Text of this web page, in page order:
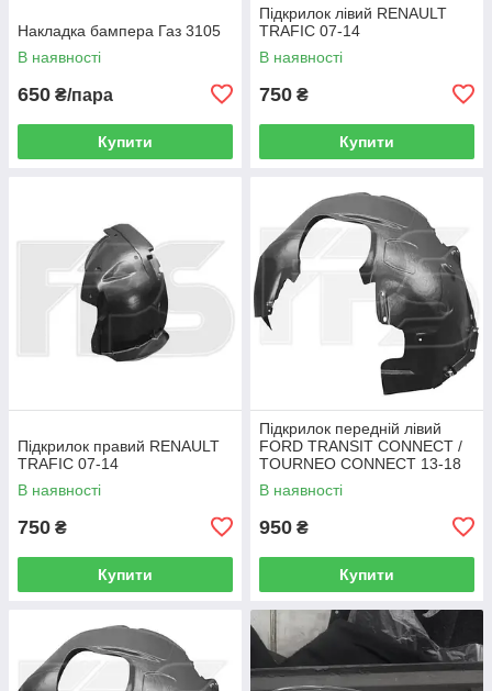
Накладка бампера Газ 3105
В наявності
650 ₴/пара
Купити
Підкрилок лівий RENAULT
TRAFIC 07-14
В наявності
750 ₴
Купити
Підкрилок правий RENAULT
TRAFIC 07-14
В наявності
750 ₴
Купити
Підкрилок передній лівий
FORD TRANSIT CONNECT /
TOURNEO CONNECT 13-18
В наявності
950 ₴
Купити